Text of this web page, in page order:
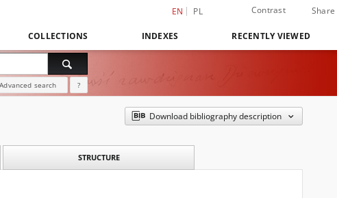
EN PL Contrast Share
COLLECTIONS INDEXES RECENTLY VIEWED
Advanced search ?
Download bibliography description
STRUCTURE